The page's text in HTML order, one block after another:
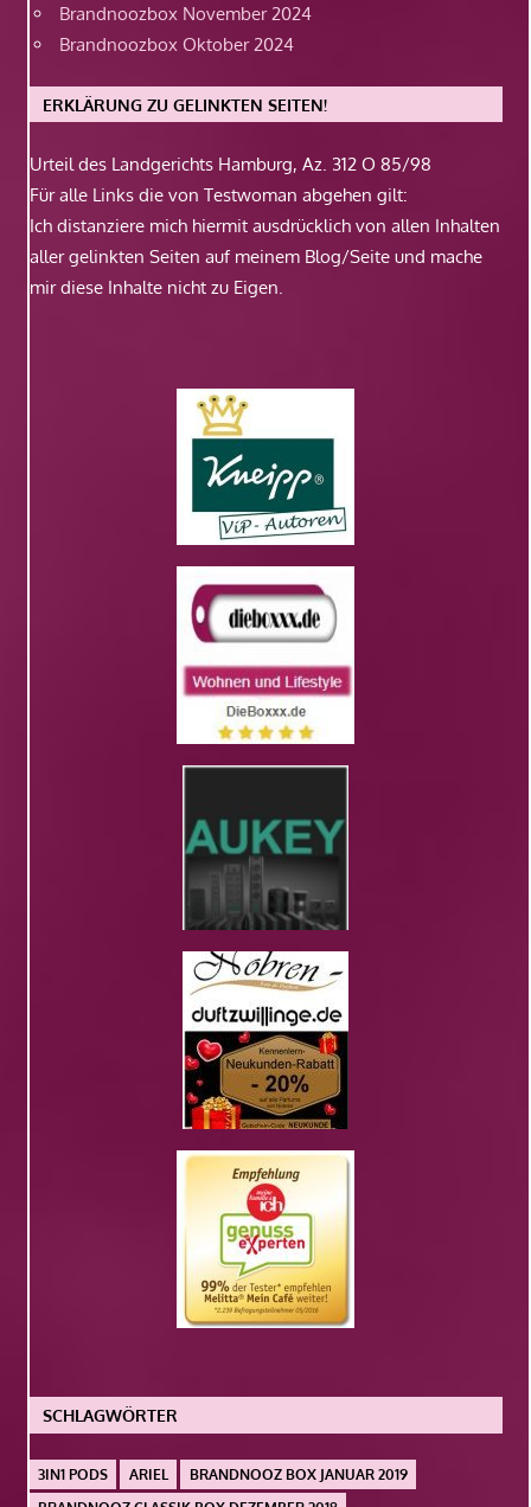
Brandnoozbox November 2024
Brandnoozbox Oktober 2024
ERKLÄRUNG ZU GELINKTEN SEITEN!
Urteil des Landgerichts Hamburg, Az. 312 O 85/98
Für alle Links die von Testwoman abgehen gilt:
Ich distanziere mich hiermit ausdrücklich von allen Inhalten
aller gelinkten Seiten auf meinem Blog/Seite und mache
mir diese Inhalte nicht zu Eigen.
SCHLAGWÖRTER
3IN1 PODS ARIEL
BRANDNOOZ BOX JANUAR 2019